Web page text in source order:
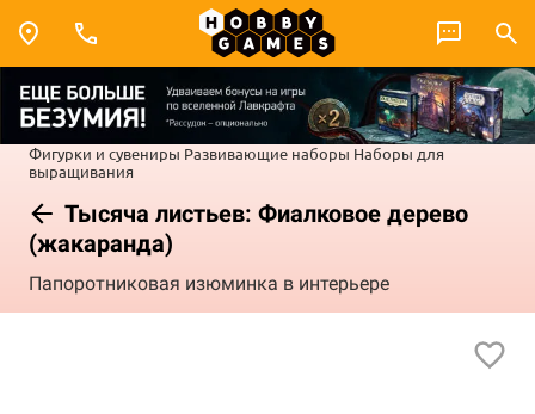
Фигурки и сувениры Развивающие наборы Наборы для
выращивания
Тысяча листьев: Фиалковое дерево
(жакаранда)
Папоротниковая изюминка в интерьере